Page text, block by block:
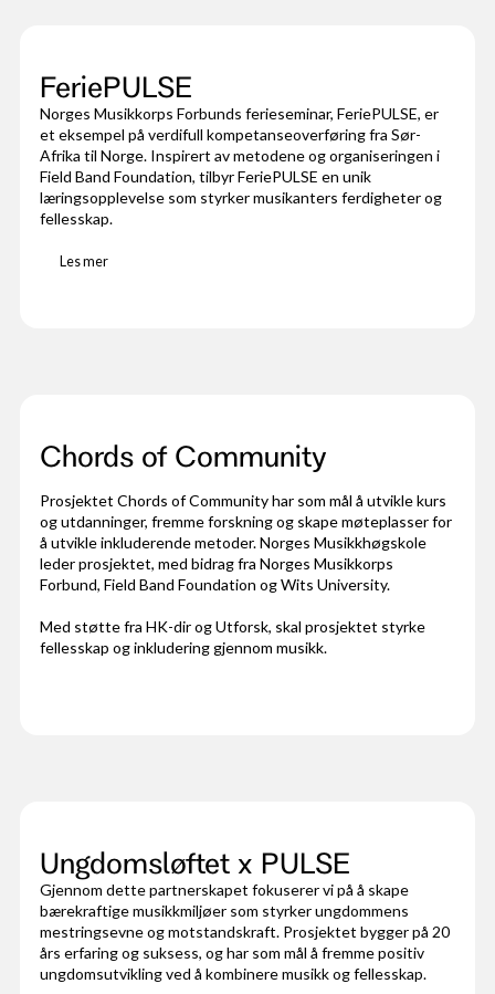
FeriePULSE
Norges Musikkorps Forbunds ferieseminar, FeriePULSE, er
et eksempel på verdifull kompetanseoverføring fra Sør-
Afrika til Norge. Inspirert av metodene og organiseringen i
Field Band Foundation, tilbyr FeriePULSE en unik
læringsopplevelse som styrker musikanters ferdigheter og
fellesskap.
Les mer
Chords of Community
Prosjektet Chords of Community har som mål å utvikle kurs
og utdanninger, fremme forskning og skape møteplasser for
å utvikle inkluderende metoder. Norges Musikkhøgskole
leder prosjektet, med bidrag fra Norges Musikkorps
Forbund, Field Band Foundation og Wits University.
Med støtte fra HK-dir og Utforsk, skal prosjektet styrke
fellesskap og inkludering gjennom musikk.
Ungdomsløftet x PULSE
Gjennom dette partnerskapet fokuserer vi på å skape
bærekraftige musikkmiljøer som styrker ungdommens
mestringsevne og motstandskraft. Prosjektet bygger på 20
års erfaring og suksess, og har som mål å fremme positiv
ungdomsutvikling ved å kombinere musikk og fellesskap.